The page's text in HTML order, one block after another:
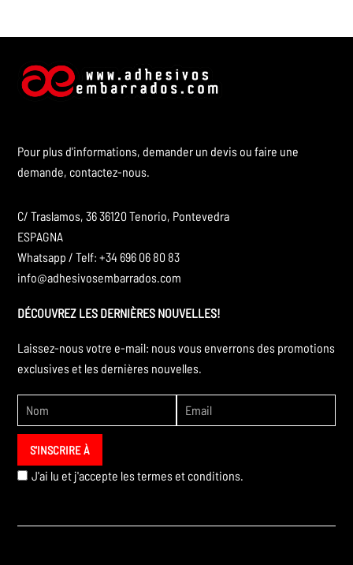
Pour plus d'informations, demander un devis ou faire une
demande, contactez-nous.
C/ Traslamos, 36 36120 Tenorio, Pontevedra
ESPAGNA
Whatsapp / Telf: +34 696 06 80 83
info@adhesivosembarrados.com
DÉCOUVREZ LES DERNIÈRES NOUVELLES!
Laissez-nous votre e-mail: nous vous enverrons des promotions
exclusives et les dernières nouvelles.
J'ai lu et j'accepte lestermes et conditions.